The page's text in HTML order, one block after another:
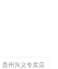
贵州兴义专卖店